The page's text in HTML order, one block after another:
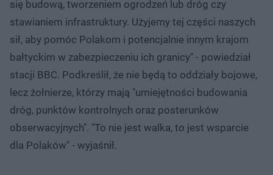
się budową, tworzeniem ogrodzeń lub dróg czy
stawianiem infrastruktury. Użyjemy tej części naszych
sił, aby pomóc Polakom i potencjalnie innym krajom
bałtyckim w zabezpieczeniu ich granicy" - powiedział
stacji BBC. Podkreślił, że nie będą to oddziały bojowe,
lecz żołnierze, którzy mają "umiejętności budowania
dróg, punktów kontrolnych oraz posterunków
obserwacyjnych". "To nie jest walka, to jest wsparcie
dla Polaków" - wyjaśnił.